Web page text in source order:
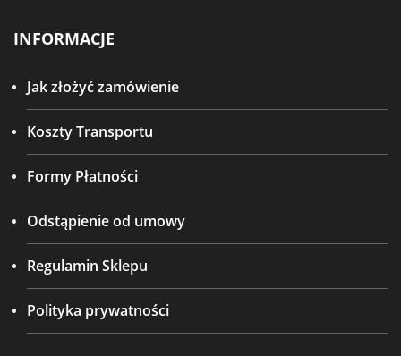
INFORMACJE
Jak złożyć zamówienie
Koszty Transportu
Formy Płatności
Odstąpienie od umowy
Regulamin Sklepu
Polityka prywatności